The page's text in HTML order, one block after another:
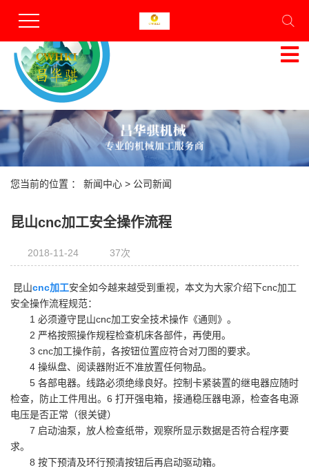
服务热线
您当前的位置 ： 新闻中心 > 公司新闻
昆山cnc加工安全操作流程
2018-11-24 37次
昆山cnc加工安全如今越来越受到重视，本文为大家介绍下cnc加工
安全操作流程规范：
1 必须遵守昆山cnc加工安全技术操作《通则》。
2 严格按照操作规程检查机床各部件，再使用。
3 cnc加工操作前，各按钮位置应符合对刀图的要求。
4 操纵盘、阅读器附近不准放置任何物品。
5 各部电器。线路必须绝缘良好。控制卡紧装置的继电器应随时
检查，防止工件甩出。6 打开强电箱，接通稳压器电源，检查各电源
电压是否正常（很关键）
7 启动油泵，放人检查纸带，观察所显示数据是否符合程序要
求。
8 按下预清及环行预清按钮后再启动驱动箱。